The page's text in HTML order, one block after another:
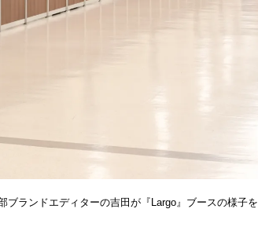
ブランドエディターの吉田が『Largo』ブースの様子を